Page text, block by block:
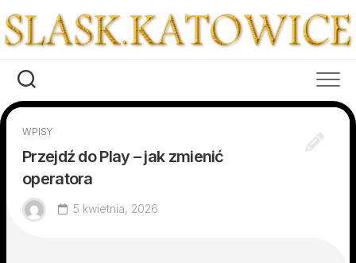
to
content
WPISY
Przejdź do Play – jak zmienić
operatora
5 kwietnia, 2026